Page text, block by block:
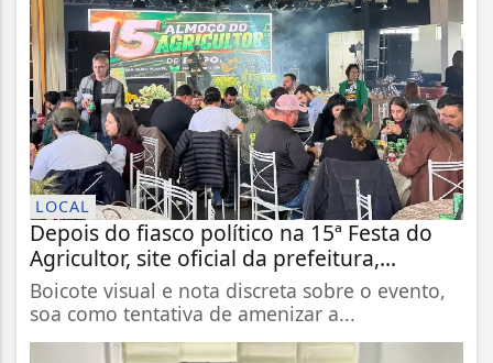
LOCAL
Depois do fiasco político na 15ª Festa do
Agricultor, site oficial da prefeitura,...
Boicote visual e nota discreta sobre o evento,
soa como tentativa de amenizar a...